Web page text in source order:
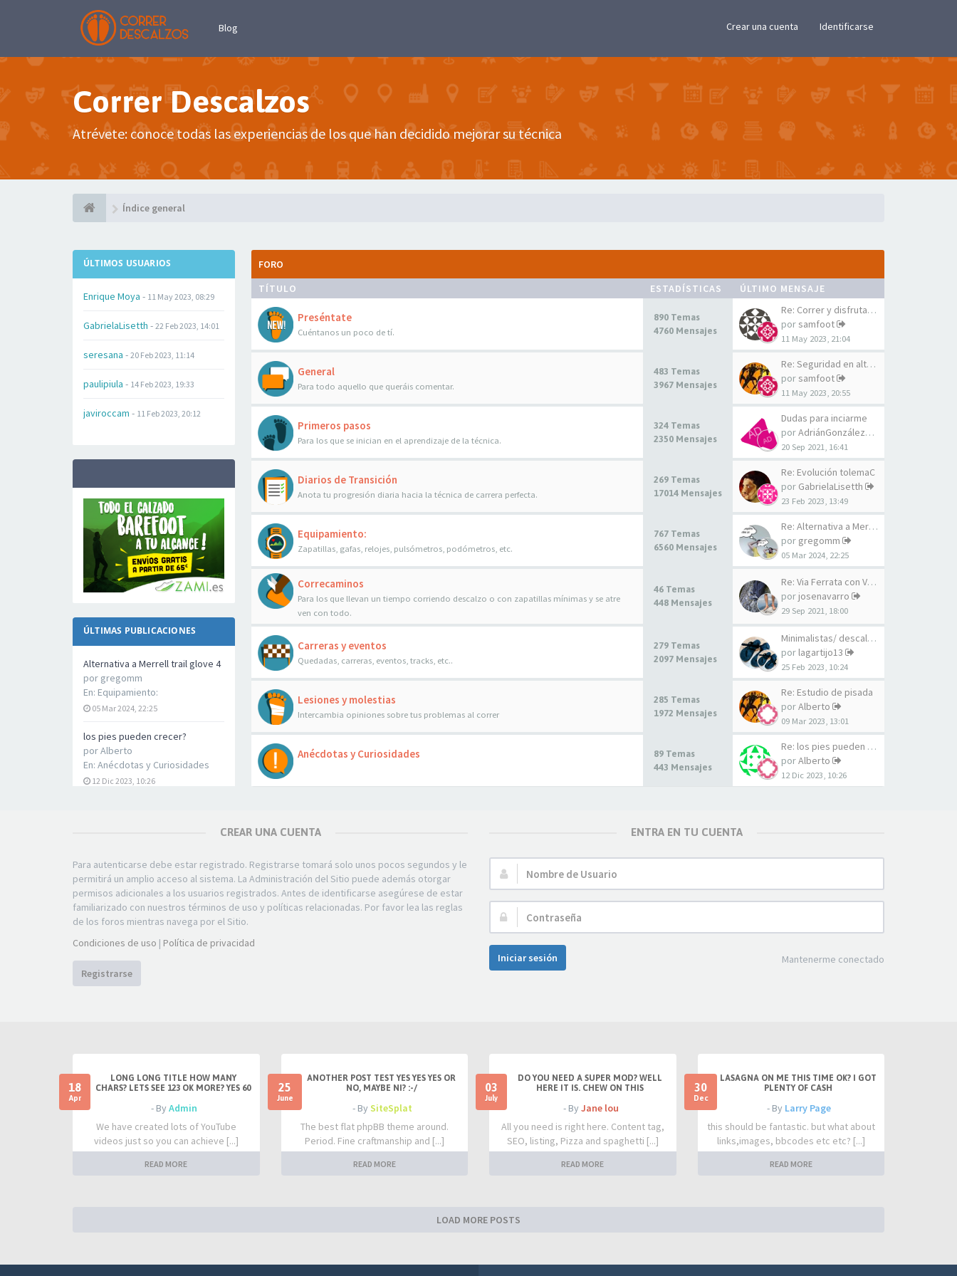
Blog Crear una cuenta Identificarse
Correr Descalzos
Atrévete: conoce todas las experiencias de los que han decidido mejorar su técnica
Índice general
ÚLTIMOS USUARIOS
Enrique Moya - 11 May 2023, 08:29
GabrielaLisetth - 22 Feb 2023, 14:01
seresana - 20 Feb 2023, 11:14
paulipiula - 14 Feb 2023, 19:33
javiroccam - 11 Feb 2023, 20:12
ÚLTIMAS PUBLICACIONES
Alternativa a Merrell trail glove 4
por gregomm
En: Equipamiento:
05 Mar 2024, 22:25
los pies pueden crecer?
porAlberto
En: Anécdotas y Curiosidades
12 Dic 2023, 10:26
11 May 2023, 21:04
Seguridad en alta montaña
porsamfoot
En:General
11 May 2023, 20:55
Estudio de pisada
por
FORO
TÍTULO
ESTADÍSTICAS ÚLTIMO MENSAJE
Preséntate
Cuéntanos un poco de tí.
890 Temas
4760 Mensajes
Re: Correr y disfrutar el min…
por samfoot
11 May 2023, 21:04
General
Para todo aquello que queráis comentar.
483 Temas
3967 Mensajes
Re: Seguridad en alta montaña
por samfoot
11 May 2023, 20:55
Primeros pasos
Para los que se inician en el aprendizaje de la técnica.
324 Temas
2350 Mensajes
Dudas para inciarme
porAdriánGonzález20
20 Sep 2021, 16:41
Diarios de Transición
Anota tu progresión diaria hacia la técnica de carrera perfecta.
269 Temas
17014 Mensajes
Re: Evolución tolemaC
por GabrielaLisetth
23 Feb 2023, 13:49
Equipamiento:
Zapatillas, gafas, relojes, pulsómetros, podómetros, etc.
767 Temas
6560 Mensajes
Re: Alternativa a Merrell tra…
por gregomm
05 Mar 2024, 22:25
Correcaminos
Para los que llevan un tiempo corriendo descalzo o con zapatillas mínimas y se atre
ven con todo.
46 Temas
448 Mensajes
Re: Via Ferrata con VFF!!
por josenavarro
29 Sep 2021, 18:00
Carreras y eventos
Quedadas, carreras, eventos, tracks, etc..
279 Temas
2097 Mensajes
Minimalistas/ descalcistas en…
por lagartijo13
25 Feb 2023, 10:24
Lesiones y molestias
Intercambia opiniones sobre tus problemas al correr
285 Temas
1972 Mensajes
Re: Estudio de pisada
porAlberto
09 Mar 2023, 13:01
Anécdotas y Curiosidades
89 Temas
443 Mensajes
Re: los pies pueden crecer?
porAlberto
12 Dic 2023, 10:26
CREAR UNA CUENTA
Para autenticarse debe estar registrado. Registrarse tomará solo unos pocos segundos y le
permitirá un amplio acceso al sistema. La Administración del Sitio puede además otorgar
permisos adicionales a los usuarios registrados. Antes de identificarse asegúrese de estar
familiarizado con nuestros términos de uso y políticas relacionadas. Por favor lea las reglas
de los foros mientras navega por el Sitio.
Condiciones de uso | Política de privacidad
Registrarse
ENTRA EN TU CUENTA
Nombre
de
Usuario:
Contraseña:
Mantenerme conectado
Iniciar sesión
18
Apr
LONG LONG TITLE HOW MANY
CHARS? LETS SEE 123 OK MORE? YES 60
- ByAdmin
We have created lots of YouTube
videos just so you can achieve [...]
READ MORE
25
June
ANOTHER POST TEST YES YES YES OR
NO, MAYBE NI? :-/
- BySiteSplat
The best flat phpBB theme around.
Period. Fine craftmanship and [...]
READ MORE
03
July
DO YOU NEED A SUPER MOD? WELL
HERE IT IS. CHEW ON THIS
- By Jane lou
All you need is right here. Content tag,
SEO, listing, Pizza and spaghetti [...]
READ MORE
30
Dec
LASAGNA ON ME THIS TIME OK? I GOT
PLENTY OF CASH
- By Larry Page
this should be fantastic. but what about
links,images, bbcodes etc etc? [...]
READ MORE
LOAD MORE POSTS